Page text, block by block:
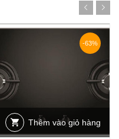
-63%
Thêm vào giỏ hàng